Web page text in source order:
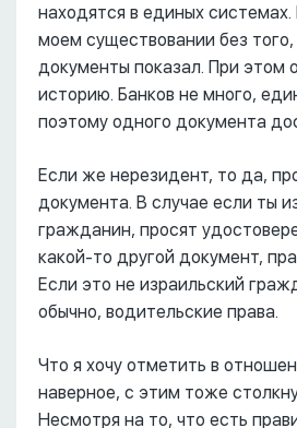
находятся в единых
моем существовании без того,
документы показал. При этом
историю. Банков не много,
поэтому одного документа
Если же нерезидент, то да,
документа. В случае если ты
гражданин, просят
какой-то другой документ,
Если это не израильский
обычно, водительские права.
Что я хочу отметить в
наверное, с этим тоже
Несмотря на то, что есть